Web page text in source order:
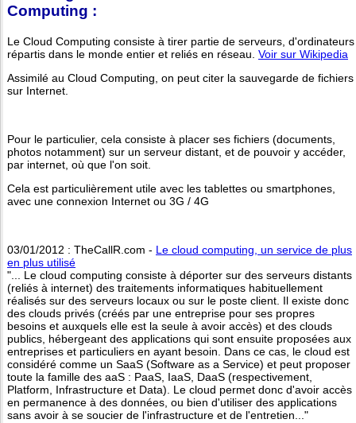
Computing :
Le Cloud Computing consiste à tirer partie de serveurs, d'ordinateurs
répartis dans le monde entier et reliés en réseau. Voir sur Wikipedia
Assimilé au Cloud Computing, on peut citer la sauvegarde de fichiers
sur Internet.
Pour le particulier, cela consiste à placer ses fichiers (documents,
photos notamment) sur un serveur distant, et de pouvoir y accéder,
par internet, où que l'on soit.
Cela est particulièrement utile avec les tablettes ou smartphones,
avec une connexion Internet ou 3G / 4G
03/01/2012 : TheCallR.com - Le cloud computing, un service de plus
en plus utilisé
"... Le cloud computing consiste à déporter sur des serveurs distants
(reliés à internet) des traitements informatiques habituellement
réalisés sur des serveurs locaux ou sur le poste client. Il existe donc
des clouds privés (créés par une entreprise pour ses propres
besoins et auxquels elle est la seule à avoir accès) et des clouds
publics, hébergeant des applications qui sont ensuite proposées aux
entreprises et particuliers en ayant besoin. Dans ce cas, le cloud est
considéré comme un SaaS (Software as a Service) et peut proposer
toute la famille des aaS : PaaS, IaaS, DaaS (respectivement,
Platform, Infrastructure et Data). Le cloud permet donc d'avoir accès
en permanence à des données, ou bien d'utiliser des applications
sans avoir à se soucier de l'infrastructure et de l'entretien..."